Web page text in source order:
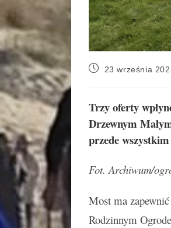
23 września
Trzy oferty
Drzewnym
przede
Fot. Archiwum/
Most ma
Rodzinnym